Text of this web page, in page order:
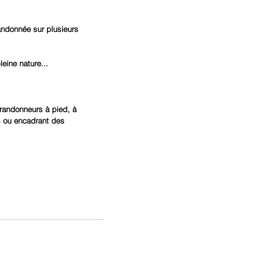
sur plusieurs
nature...
à pied, à
ou encadrant des